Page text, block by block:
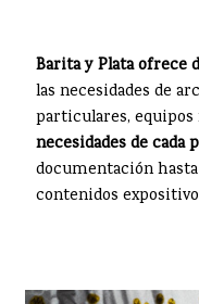
Barita y Plata ofrece
las necesidades de
particulares,
necesidades de cada
documentación
contenidos